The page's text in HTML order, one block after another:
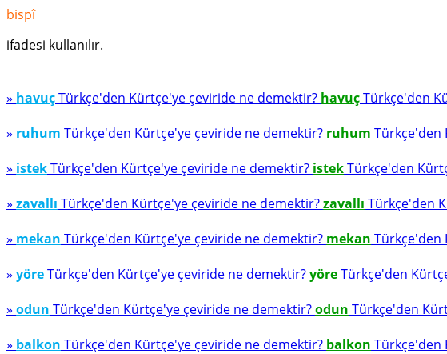
bispî
ifadesi kullanılır.
» havuçTürkçe'den Kürtçe'ye çeviride ne demektir? havuçTürkçe'den
» ruhum Türkçe'den Kürtçe'ye çeviride ne demektir? ruhum Türkçe'den
» istekTürkçe'den Kürtçe'ye çeviride ne demektir? istekTürkçe'den
» zavallı Türkçe'den Kürtçe'ye çeviride ne demektir?zavallı Türkçe'den
» mekan Türkçe'den Kürtçe'ye çeviride ne demektir? mekan Türkçe'den
» yöreTürkçe'den Kürtçe'ye çeviride ne demektir?yöreTürkçe'den
» odun Türkçe'den Kürtçe'ye çeviride ne demektir?odun Türkçe'den
» balkon Türkçe'den Kürtçe'ye çeviride ne demektir? balkon Türkçe'den